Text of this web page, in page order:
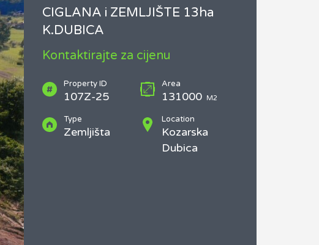
CIGLANA i ZEMLJIŠTE 13ha
K.DUBICA
Kontaktirajte za cijenu
Property ID
107Z-25
Area
131000 M2
Type
Zemljišta
Location
Kozarska
Dubica